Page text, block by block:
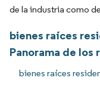
de la industria como
bienes raíces
Panorama de los
bienes raíces